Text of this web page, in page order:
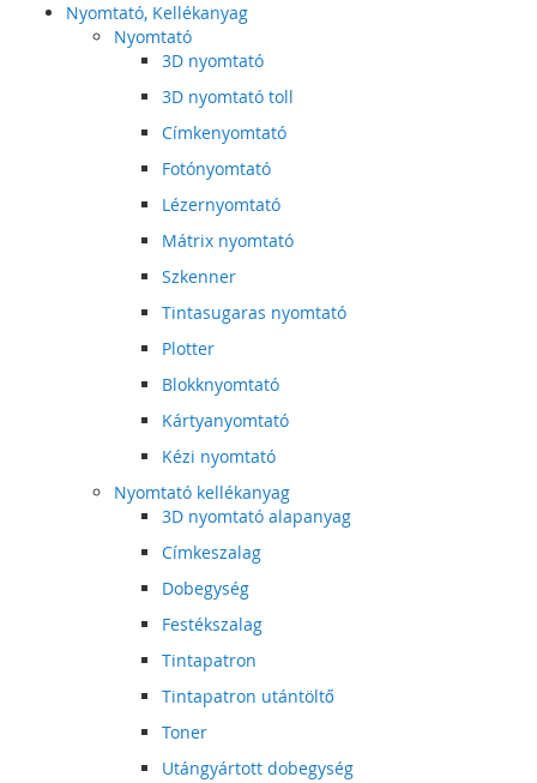
Nyomtató, Kellékanyag
Nyomtató
3D nyomtató
3D nyomtató toll
Címkenyomtató
Fotónyomtató
Lézernyomtató
Mátrix nyomtató
Szkenner
Tintasugaras nyomtató
Plotter
Blokknyomtató
Kártyanyomtató
Kézi nyomtató
Nyomtató kellékanyag
3D nyomtató alapanyag
Címkeszalag
Dobegység
Festékszalag
Tintapatron
Tintapatron utántöltő
Toner
Utángyártott dobegység